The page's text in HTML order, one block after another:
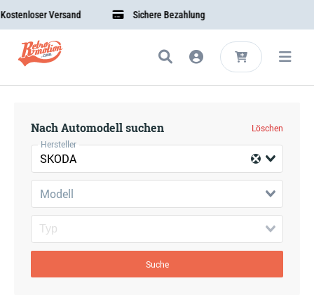
Versand Sichere Bezahlung
Nach Automodell suchen
Löschen
Hersteller
SKODA
Modell
Suche